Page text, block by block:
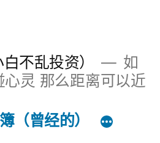
不乱投资）
如
灵 那么距离可以近
（曾经的）